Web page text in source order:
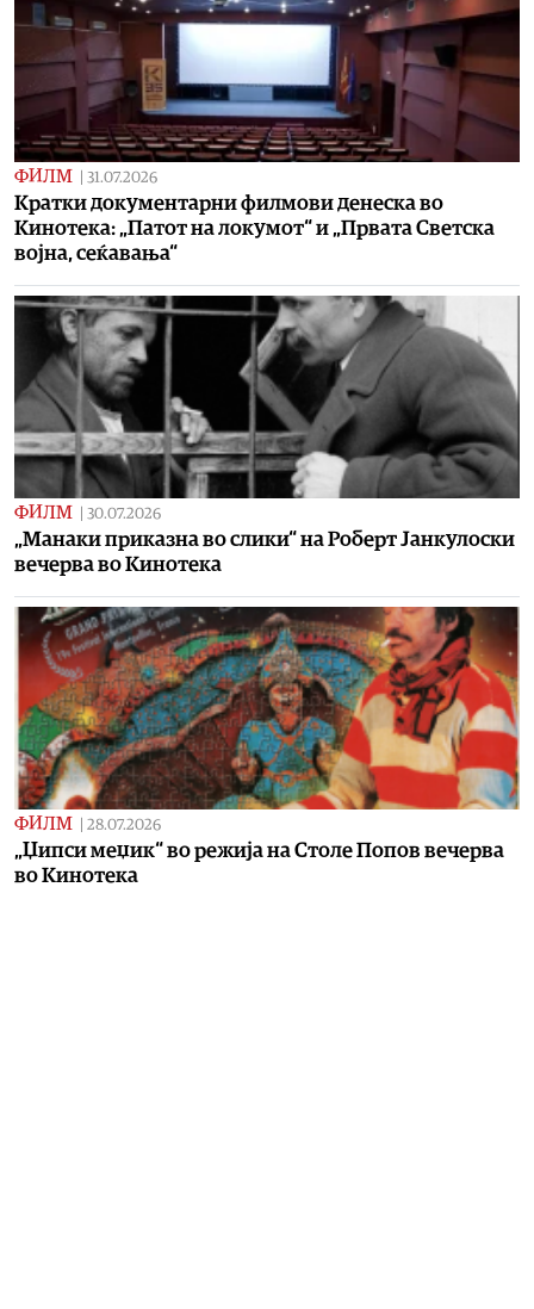
ФИЛМ 31.07.2026
Кратки документарни филмови денеска во
Кинотека: „Патот на локумот“ и „Првата Светска
војна, сеќавања“
ФИЛМ 30.07.2026
„Манаки приказна во слики“ на Роберт Јанкулоски
вечерва во Кинотека
ФИЛМ 28.07.2026
„Џипси меџик“ во режија на Столе Попов вечерва
во Кинотека